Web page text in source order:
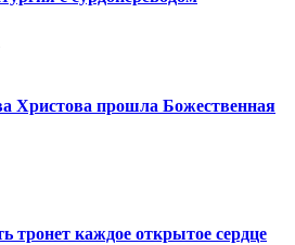
Христова прошла Божественная
тронет каждое открытое сердце